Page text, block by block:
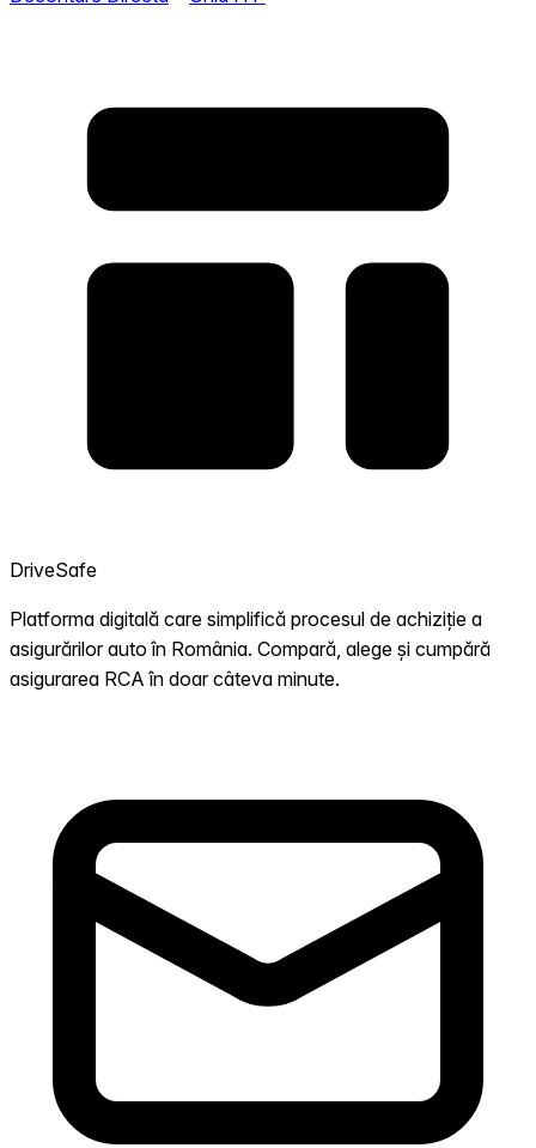
DriveSafe
Platforma digitală care simplifică procesul de achiziție a
asigurărilor auto în România. Compară, alege și cumpără
asigurarea RCA în doar câteva minute.